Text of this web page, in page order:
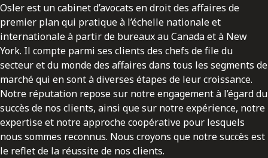
Osler est un cabinet d’avocats en droit des affaires de
premier plan qui pratique à l’échelle nationale et
internationale à partir de bureaux au Canada et à New
York. Il compte parmi ses clients des chefs de file du
secteur et du monde des affaires dans tous les segments de
marché qui en sont à diverses étapes de leur croissance.
Notre réputation repose sur notre engagement à l’égard du
succès de nos clients, ainsi que sur notre expérience, notre
expertise et notre approche coopérative pour lesquels
nous sommes reconnus. Nous croyons que notre succès est
le reflet de la réussite de nos clients.